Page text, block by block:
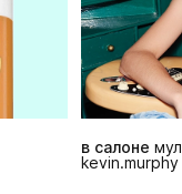
в салоне
kevin.murphy